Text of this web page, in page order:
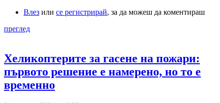
Влез или се регистрирай, за да можеш да коментираш
преглед
Хеликоптерите за гасене на пожари:
първото решение е намерено, но то е
временно